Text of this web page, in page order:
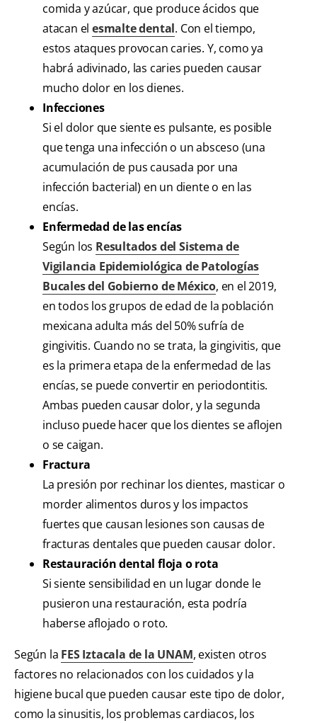
comida y azúcar, que produce ácidos que
atacan el esmalte dental. Con el tiempo,
estos ataques provocan caries. Y, como ya
habrá adivinado, las caries pueden causar
mucho dolor en los dienes.
Infecciones
Si el dolor que siente es pulsante, es posible
que tenga una infección o un absceso (una
acumulación de pus causada por una
infección bacterial) en un diente o en las
encías.
Enfermedad de las encías
Según los Resultados del Sistema de
Vigilancia Epidemiológica de Patologías
Bucales del Gobierno de México, en el 2019,
en todos los grupos de edad de la población
mexicana adulta más del 50% sufría de
gingivitis. Cuando no se trata, la gingivitis, que
es la primera etapa de la enfermedad de las
encías, se puede convertir en periodontitis.
Ambas pueden causar dolor, y la segunda
incluso puede hacer que los dientes se aflojen
o se caigan.
Fractura
La presión por rechinar los dientes, masticar o
morder alimentos duros y los impactos
fuertes que causan lesiones son causas de
fracturas dentales que pueden causar dolor.
Restauración dental floja o rota
Si siente sensibilidad en un lugar donde le
pusieron una restauración, esta podría
haberse aflojado o roto.
Según la FES Iztacala de la UNAM, existen otros
factores no relacionados con los cuidados y la
higiene bucal que pueden causar este tipo de dolor,
como la sinusitis, los problemas cardiacos, los